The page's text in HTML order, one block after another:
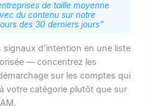
de taille moyenne
du contenu sur notre
des 30 derniers jours"
signaux d'intention en une liste
— concentrez les
sur les comptes qui
votre catégorie plutôt que sur